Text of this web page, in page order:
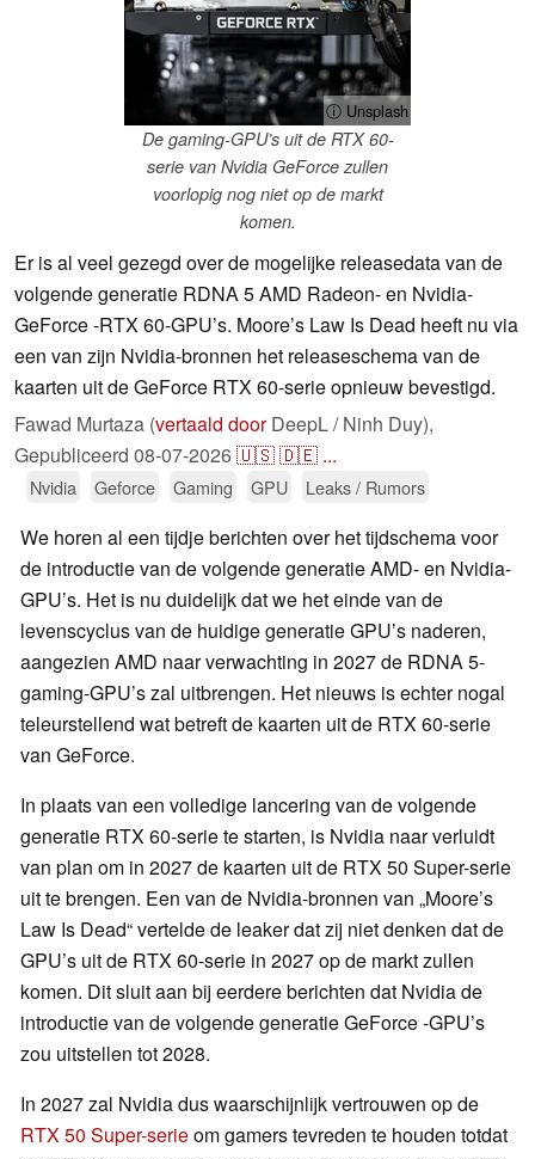
ⓘ Unsplash
De gaming-GPU’s uit de RTX 60-
serie van Nvidia GeForce zullen
voorlopig nog niet op de markt
komen.
Er is al veel gezegd over de mogelijke releasedata van de
volgende generatie RDNA 5 AMD Radeon- en Nvidia-
GeForce -RTX 60-GPU’s. Moore’s Law Is Dead heeft nu via
een van zijn Nvidia-bronnen het releaseschema van de
kaarten uit de GeForce RTX 60-serie opnieuw bevestigd.
Fawad Murtaza (vertaald doorDeepL / Ninh Duy),
Gepubliceerd 08-07-2026🇺🇸🇩🇪 ...
Nvidia Geforce Gaming GPU Leaks / Rumors
We horen al een tijdje berichten over het tijdschema voor
de introductie van de volgende generatie AMD- en Nvidia-
GPU’s. Het is nu duidelijk dat we het einde van de
levenscyclus van de huidige generatie GPU’s naderen,
aangezien AMD naar verwachting in 2027 de RDNA 5-
gaming-GPU’s zal uitbrengen. Het nieuws is echter nogal
teleurstellend wat betreft de kaarten uit de RTX 60-serie
van GeForce.
In plaats van een volledige lancering van de volgende
generatie RTX 60-serie te starten, is Nvidia naar verluidt
van plan om in 2027 de kaarten uit de RTX 50 Super-serie
uit te brengen. Een van de Nvidia-bronnen van „Moore’s
Law Is Dead“ vertelde de leaker dat zij niet denken dat de
GPU’s uit de RTX 60-serie in 2027 op de markt zullen
komen. Dit sluit aan bij eerdere berichten dat Nvidia de
introductie van de volgende generatie GeForce -GPU’s
zou uitstellen tot 2028.
In 2027 zal Nvidia dus waarschijnlijk vertrouwen op de
RTX 50 Super-serieom gamers tevreden te houden totdat